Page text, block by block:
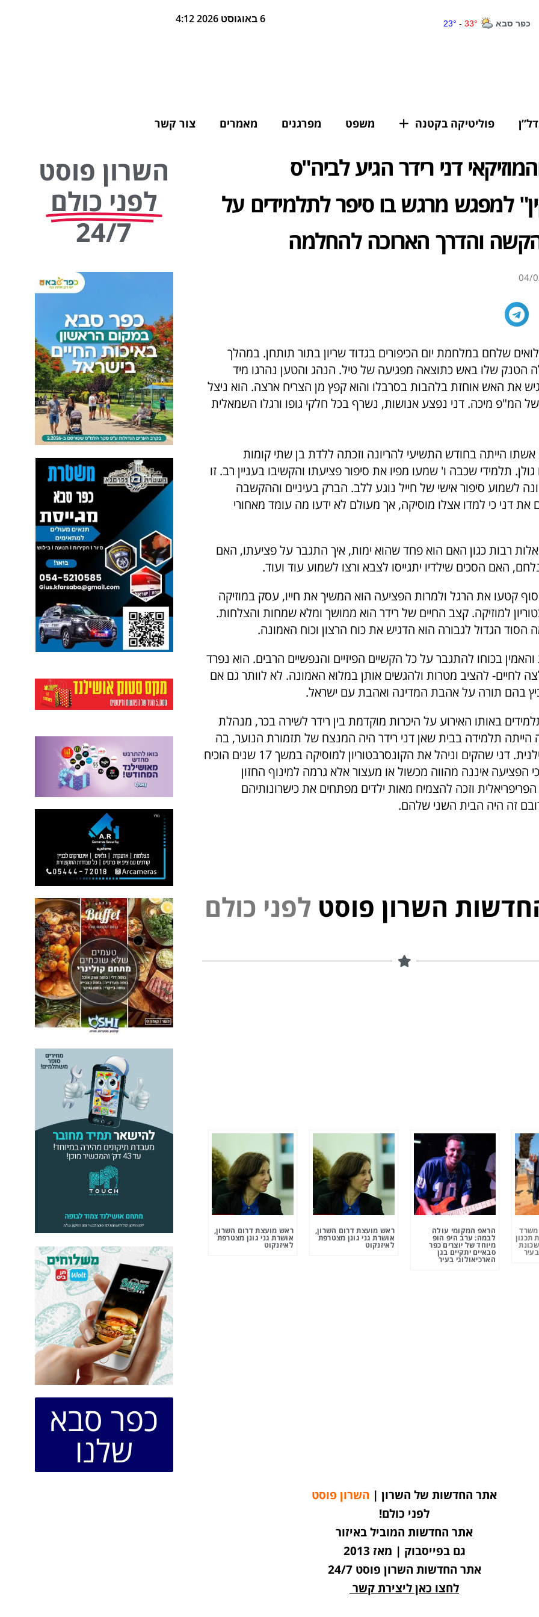
6 באוגוסט 2026 4:12
פוליטיקה בקטנה משפט מפרגנים מאמרים צור קשר
דני רידר הגיע לביה"ס
למפגש מרגש בו סיפר לתלמידים על
והדרך הארוכה להחלמה
04/
שלחם במלחמת יום הכיפורים בגדוד שריון בתור תותחן. במהלך
הטנק שלו באש כתוצאה מפגיעה של טיל. הנהג והטען נהרגו מיד
את האש אוחזת בלהבות בסרבלו והוא קפץ מן הצריח ארצה. הוא ניצל
של המ"פ מיכה. דני נפצע אנושות, נשרף בכל חלקי גופו ורגלו השמאלית
הייתה בחודש התשיעי להריונה וזכתה ללדת בן שתי קומות
תלמידי שכבה ו' שמעו מפיו את סיפור פציעתו והקשיבו בעניין רב. זו
לשמוע סיפור אישי של חייל נוגע ללב. הברק בעיניים וההקשבה
דני כי למדו אצלו מוסיקה, אך מעולם לא ידעו מה עומד מאחורי
רבות כגון האם הוא פחד שהוא ימות, איך התגבר על פציעתו, האם
האם הסכים שילדיו יתגייסו לצבא ורצו לשמוע עוד ועוד.
קטעו את הרגל ולמרות הפציעה הוא המשיך את חייו, עסק במוזיקה
למוזיקה. קצב החיים של רידר הוא ממושך ומלא שמחות והצלחות.
הסוד הגדול לגבורה הוא הדגיש את כוח הרצון וכוח האמונה.
בכוחו להתגבר על כל הקשיים הפיזיים והנפשיים הרבים. הוא נפרד
לחיים- להציב מטרות ולהגשים אותן במלוא האמונה. לא לוותר גם אם
בהם תורה על אהבת המדינה ואהבת עם ישראל.
באותו האירוע על היכרות מוקדמת בין רידר לשירה בכר, מנהלת
תלמידה בבית שאן דני רידר היה המנצח של תזמורת הנוער, בה
היא ניגנה כחלילנית. דני שהקים וניהל את הקונסרבטוריון למוסיקה במשך 17 שנים הוכיח
הפציעה איננה מהווה מכשול או מעצור אלא גרמה למינוף החזון
הפריפריאלית וזכה להצמיח מאות ילדים מפתחים את כישרונותיהם
זה היה הבית השני שלהם.
השרון פוסט לפני כולם
תכנון
הראפ המקומי עולה
לבמה: ערב היפ הופ
מיוחד של יוצרים כפר
סבאיים יתקיים בגן
הארכיאולוגי בעיר
ראש מועצת דרום השרון,
אושרת גני גונן מצטרפת
לאיזנקוט
ראש מועצת דרום השרון,
אושרת גני גונן מצטרפת
לאיזנקוט
השרון פוסט
לפני כולם
24/7
כפר סבא
שלנו
אתר החדשות של השרון | השרון פוסט
לפני כולם!
אתר החדשות המוביל באיזור
גם בפייסבוק | מאז 2013
אתר החדשות השרון פוסט 24/7
לחצו כאן ליצירת קשר